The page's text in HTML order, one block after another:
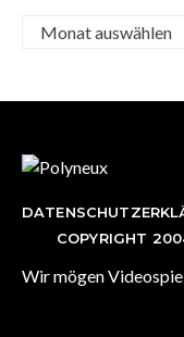
Archiv
COPYRIGHT
Wir mögen